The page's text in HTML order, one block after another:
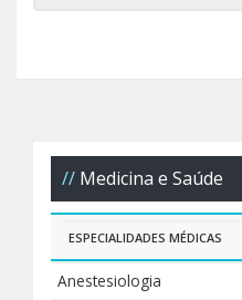
Medicina e Saúde
ESPECIALIDADES MÉDICAS
Anestesiologia